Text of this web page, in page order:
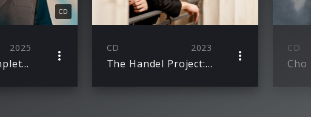
CD
2025
Ravel: The Complete Solo Piano Works
CD 2023
The Handel Project: Handel-Suites & Brahms-Variations
CD